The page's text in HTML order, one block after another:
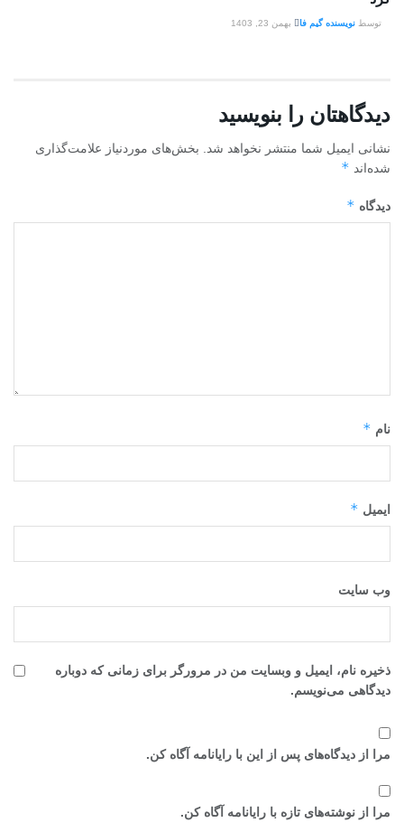
توسط نویسنده گیم فا بهمن 23, 1403
دیدگاهتان را بنویسید
نشانی ایمیل شما منتشر نخواهد شد.
بخش‌های موردنیاز علامت‌گذاری
شده‌اند *
دیدگاه *
نام *
ایمیل *
وب‌ سایت
ذخیره نام، ایمیل و وبسایت من در مرورگر برای زمانی که دوباره
دیدگاهی می‌نویسم.
مرا از دیدگاه‌های پس از این با رایانامه آگاه کن.
مرا از نوشته‌های تازه با رایانامه آگاه کن.